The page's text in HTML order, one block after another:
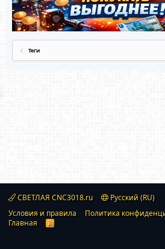
Теги
СВЕТЛАЯ CNC3018.ru
Русский (RU)
Условия и правила
Политика
Главная
R
S